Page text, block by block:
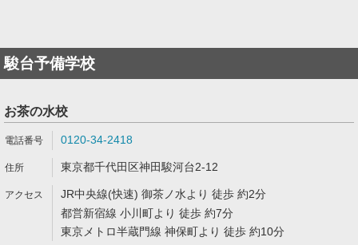
駿台予備学校
お茶の水校
0120-34-2418
東京都千代田区神田駿河台2-12
JR中央線(快速) 御茶ノ水より 徒歩 約2分
都営新宿線 小川町より 徒歩 約7分
東京メトロ半蔵門線 神保町より 徒歩 約10分